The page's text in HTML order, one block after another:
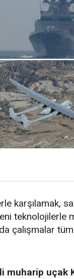
karşılamak,
teknolojilerle
çalışmalar tüm
uçak